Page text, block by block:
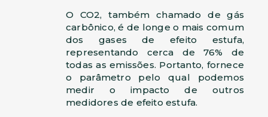
O CO2, também chamado de gás
carbônico, é de longe o mais comum
dos gases de efeito estufa,
representando cerca de 76% de
todas as emissões. Portanto, fornece
o parâmetro pelo qual podemos
medir o impacto de outros
medidores de efeito estufa.